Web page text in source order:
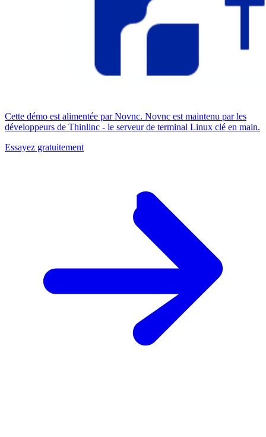
Cette démo est alimentée par Novnc. Novnc est maintenu par les
développeurs de Thinlinc - le serveur de terminal Linux clé en main.
Essayez gratuitement